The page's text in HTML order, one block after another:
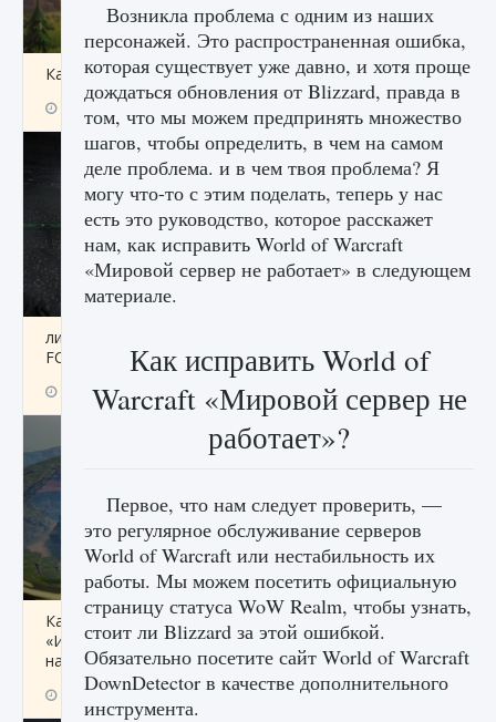
Как заработать медали лиги Clash of Clans
9 августа 2024
лицензии, лиги, команды и стадионы в EA
FC 25
9 августа 2024 2 395 0 2
Как исправить ошибку Palworld EPalworld
«Идет сохранение мира — Невозможно
начать сохранение данных мира»
9 августа 2024 2 711 0 0
Возникла проблема с одним из наших
персонажей. Это распространенная ошибка,
которая существует уже давно, и хотя проще
дождаться обновления от Blizzard, правда в
том, что мы можем предпринять множество
шагов, чтобы определить, в чем на самом
деле проблема. и в чем твоя проблема? Я
могу что-то с этим поделать, теперь у нас
есть это руководство, которое расскажет
нам, как исправить World of Warcraft
«Мировой сервер не работает» в следующем
материале.
Как исправить World of
Warcraft «Мировой сервер не
работает»?
Первое, что нам следует проверить, —
это регулярное обслуживание серверов
World of Warcraft или нестабильность их
работы. Мы можем посетить официальную
страницу статуса WoW Realm, чтобы узнать,
стоит ли Blizzard за этой ошибкой.
Обязательно посетите сайт World of Warcraft
DownDetector в качестве дополнительного
инструмента.